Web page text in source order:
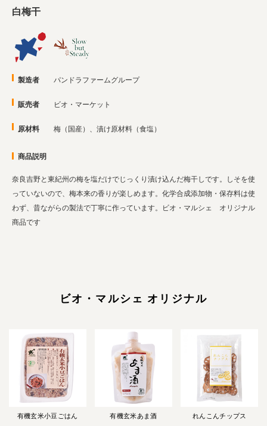
白梅干
製造者 パンドラファームグループ
販売者 ビオ・マーケット
原材料 梅（国産）、漬け原材料（食塩）
商品説明
奈良吉野と東紀州の梅を塩だけでじっくり漬け込んだ梅干しです。しそを使
っていないので、梅本来の香りが楽しめます。化学合成添加物・保存料は使
わず、昔ながらの製法で丁寧に作っています。ビオ・マルシェ オリジナル
商品です
ビオ・マルシェ オリジナル
有機玄米小豆ごはん 有機玄米あま酒 れんこんチップス